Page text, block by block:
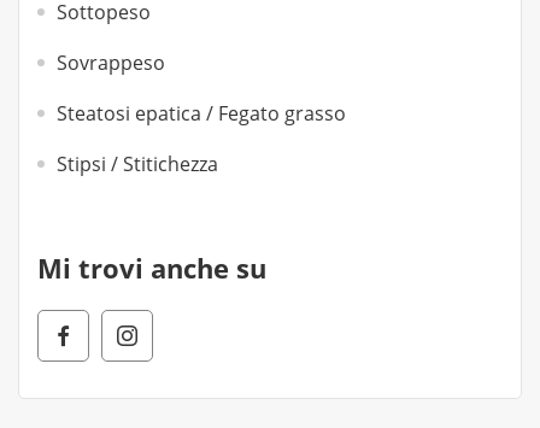
Sottopeso
Sovrappeso
Steatosi epatica / Fegato grasso
Stipsi / Stitichezza
Mi trovi anche su